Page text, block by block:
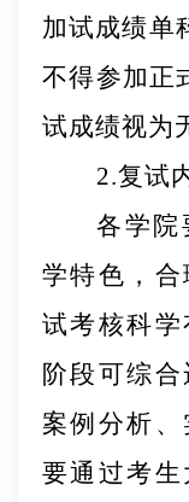
加试成绩单
不得参加正
试成绩视为
2.复试
各学院
学特色，合
试考核科
阶段可综合
案例分析、
要通过考